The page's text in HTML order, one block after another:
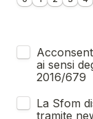
Untitled
ai sensi
2016/679
La Sfom
tramite